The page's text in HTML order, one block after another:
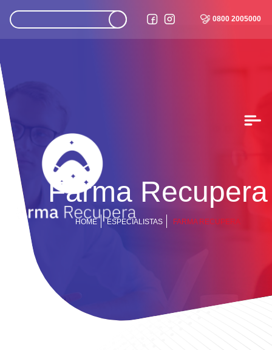
0800 2005000
Farma Recupera
HOME ESPECIALISTAS FARMA RECUPERA